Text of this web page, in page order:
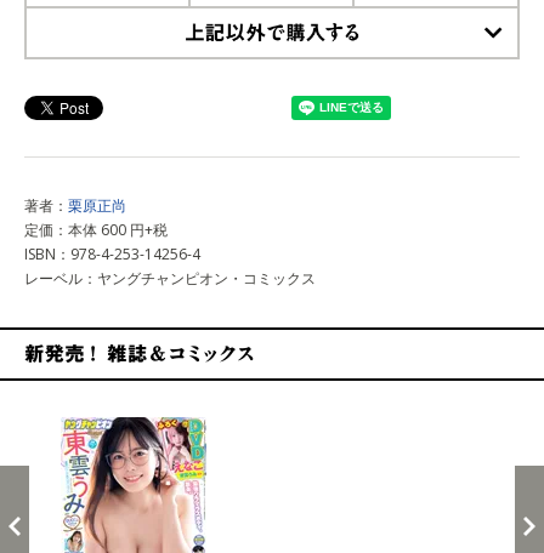
著者： 栗原正尚
定価：本体 600 円+税
ISBN：978-4-253-14256-4
レーベル：ヤングチャンピオン・コミックス